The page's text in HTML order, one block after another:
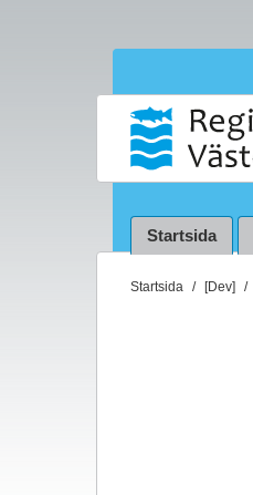
Startsida
D
Startsida [Dev]